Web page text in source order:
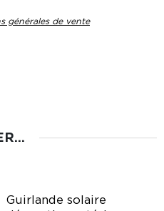
générales de vente
Guirlande solaire